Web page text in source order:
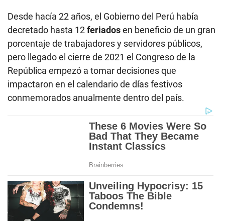
Desde hacía 22 años, el Gobierno del Perú había
decretado hasta 12feriadosen beneficio de un gran
porcentaje de trabajadores y servidores públicos,
pero llegado el cierre de 2021 el Congreso de la
República empezó a tomar decisiones que
impactaron en el calendario de días festivos
conmemorados anualmente dentro del país.